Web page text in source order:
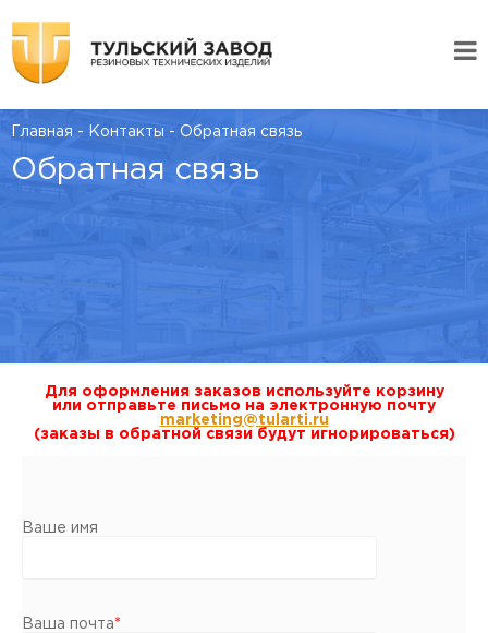
Главная - Контакты - Обратная связь
Обратная связь
Для оформления заказов используйте корзину
или отправьте письмо на электронную почту
marketing@tularti.ru
(заказы в обратной связи будут игнорироваться)
Ваше имя
Ваша почта*